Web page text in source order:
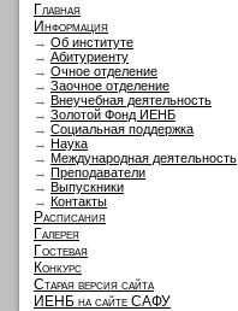
Главная
Информация
→ Об институте
→ Абитуриенту
→ Очное отделение
→ Заочное отделение
→ Внеучебная деятельность
→ Золотой Фонд ИЕНБ
→ Социальная поддержка
→ Наука
→ Международная деятельность
→ Преподаватели
→ Выпускники
→ Контакты
Расписания
Галерея
Гостевая
Конкурс
Старая версия сайта
ИЕНБ на сайте САФУ